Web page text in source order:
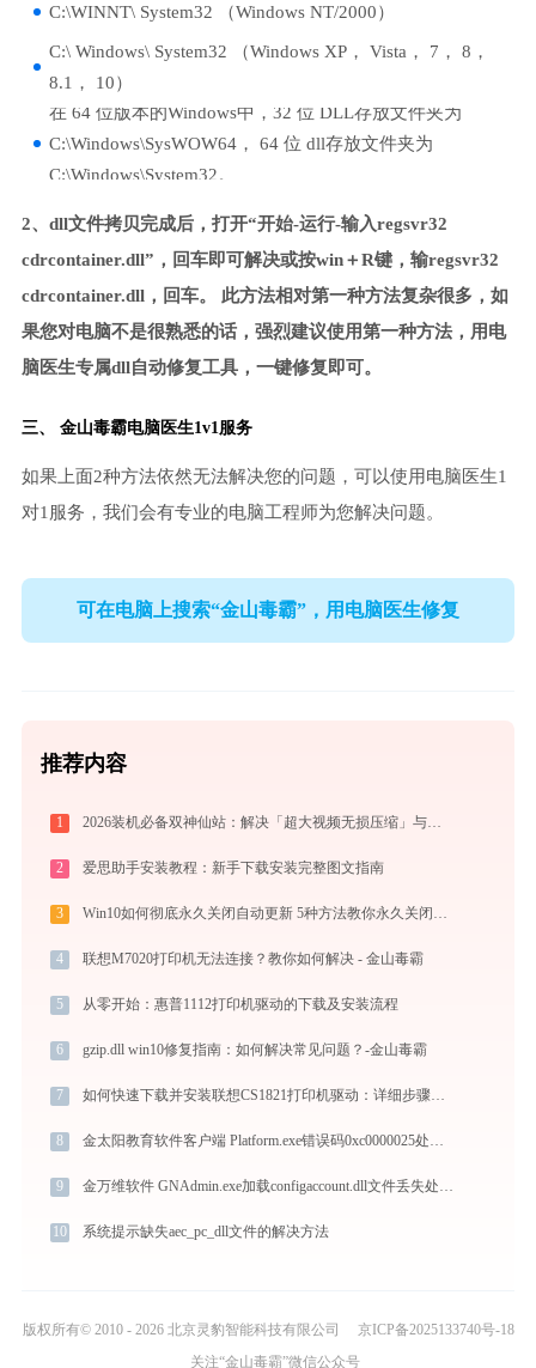
C:\WINNT\ System32 （Windows NT/2000）
C:\ Windows\ System32 （Windows XP， Vista， 7， 8，
8.1， 10）
在 64 位版本的Windows中，32 位 DLL存放文件夹为
C:\Windows\SysWOW64， 64 位 dll存放文件夹为
C:\Windows\System32。
2、dll文件拷贝完成后，打开“开始-运行-输入regsvr32
cdrcontainer.dll”，回车即可解决或按win＋R键，输regsvr32
cdrcontainer.dll，回车。 此方法相对第一种方法复杂很多，如
果您对电脑不是很熟悉的话，强烈建议使用第一种方法，用电
脑医生专属dll自动修复工具，一键修复即可。
三、 金山毒霸电脑医生1v1服务
如果上面2种方法依然无法解决您的问题，可以使用电脑医生1
对1服务，我们会有专业的电脑工程师为您解决问题。
可在电脑上搜索“金山毒霸”，用电脑医生修复
推荐内容
1 2026装机必备双神仙站：解决「超大视频无损压缩」与「冷门格式4K高清播放」的终极方案
2 爱思助手安装教程：新手下载安装完整图文指南
3 Win10如何彻底永久关闭自动更新 5种方法教你永久关闭win10自动更新
4 联想M7020打印机无法连接？教你如何解决 - 金山毒霸
5 从零开始：惠普1112打印机驱动的下载及安装流程
6 gzip.dll win10修复指南：如何解决常见问题？-金山毒霸
7 如何快速下载并安装联想CS1821打印机驱动：详细步骤解析
8 金太阳教育软件客户端 Platform.exe错误码0xc0000025处理办法
9 金万维软件 GNAdmin.exe加载configaccount.dll文件丢失处理办法
10 系统提示缺失aec_pc_dll文件的解决方法
版权所有© 2010 - 2026 北京灵豹智能科技有限公司
京ICP备2025133740号-18
关注“金山毒霸”微信公众号